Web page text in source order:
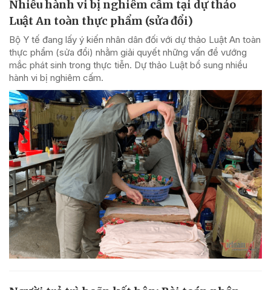
Nhiều hành vi bị nghiêm cấm tại dự thảo
Luật An toàn thực phẩm (sửa đổi)
Bộ Y tế đang lấy ý kiến nhân dân đối với dự thảo Luật An toàn
thực phẩm (sửa đổi) nhằm giải quyết những vấn đề vướng
mắc phát sinh trong thực tiễn. Dự thảo Luật bổ sung nhiều
hành vi bị nghiêm cấm.